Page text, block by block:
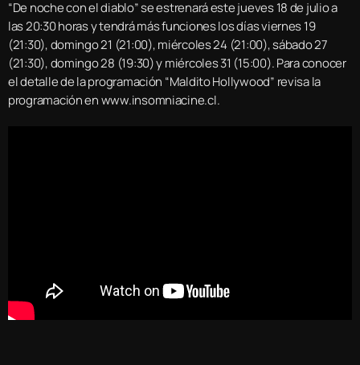
“De noche con el diablo” se estrenará este jueves 18 de julio a
las 20:30 horas y tendrá más funciones los días viernes 19
(21:30), domingo 21 (21:00), miércoles 24 (21:00), sábado 27
(21:30), domingo 28 (19:30) y miércoles 31 (15:00). Para conocer
el detalle de la programación “Maldito Hollywood” revisa la
programación en www.insomniacine.cl.